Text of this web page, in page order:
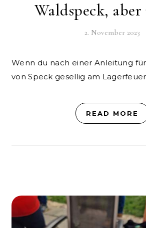
Waldspeck,
2. November 2023
Wenn du nach einer Anleitung für die Zubereitung
von Speck gesellig am
READ MORE